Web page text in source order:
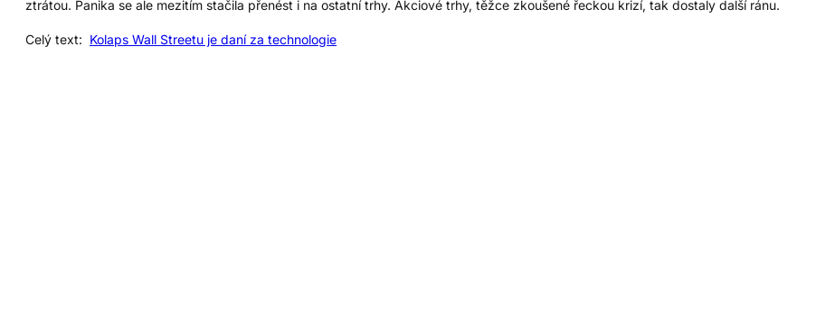
ztrátou. Panika se ale mezitím stačila přenést i na ostatní trhy. Akciové trhy, těžce zkoušené řeckou krizí, tak dostaly další ránu.
Celý text: Kolaps Wall Streetu je daní za technologie